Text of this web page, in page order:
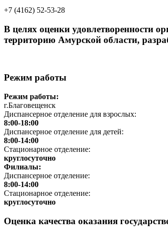
+7 (4162) 52-53-28
В целях оценки удовлетворенности
территорию Амурской области,
Режим работы
Режим работы:
г.Благовещенск
Диспансерное отделение для взрослых:
8:00-18:00
Диспансерное отделение для детей:
8:00-14:00
Стационарное отделение:
круглосуточно
Филиалы:
Диспансерное отделение:
8:00-14:00
Стационарное отделение:
круглосуточно
Оценка качества оказания